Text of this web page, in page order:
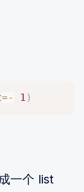
=- 1 )
一个 list